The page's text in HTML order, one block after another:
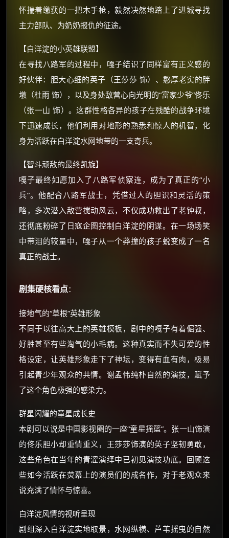
怀揣着缴获的一把木手枪，毅然决然地踏上了进城寻找
主力部队、为奶奶报仇的征途。
【白洋淀的小英雄联盟】
在寻找八路军的过程中，嘎子结识了同样富有正义感的
好伙伴：胆大心细的英子（王莎莎 饰）、憨厚老实的胖
墩（杜雨 饰），以及身处敌营心向光明的“富家少爷”佟乐
（张一山 饰）。这群性格各异的孩子在残酷的战争环境
下迅速成长，他们利用对地形的熟悉和惊人的机智，化
身为活跃在白洋淀水网地带的一支奇兵。
【智斗顽敌的最终凯旋】
嘎子最终如愿加入了八路军侦察连，成为了真正的“小
兵”。他配合八路军战士，凭借过人的胆识和灵活的策
略，多次潜入敌营搅动风云，不仅成功救出了老钟叔，
还彻底粉碎了日寇企图控制白洋淀的阴谋。在一场场笑
中带泪的较量中，嘎子从一个莽撞的孩子蜕变成了一名
真正的战士。
剧集硬核看点：
接地气的“草根”英雄形象
不同于以往高大上的英雄模板，剧中的嘎子有着倔强、
好胜甚至有些淘气的小毛病。这种真实而不失可爱的性
格设定，让英雄形象走下了神坛，变得有血有肉，极易
引起青少年观众的共情。谢孟伟纯朴自然的演技，赋予
了这个角色极强的感染力。
群星闪耀的童星成长史
本剧可以说是中国影视圈的一座“童星摇篮”。张一山饰演
的佟乐胆小却重情重义，王莎莎饰演的英子坚韧勇敢，
这些角色在当年的青涩演绎中已初见演技功底。回顾这
些如今活跃在荧幕上的演员们的成名作，对于老观众来
说充满了情怀与惊喜。
白洋淀风情的视听呈现
剧组深入白洋淀实地取景，水网纵横、芦苇摇曳的自然
如夸克12个月送14天 最低75元！
价格有浮动，请直接搜索查最低价！
优惠券、活动红包，每日可领。
⚡ 前往【大淘客】领红包